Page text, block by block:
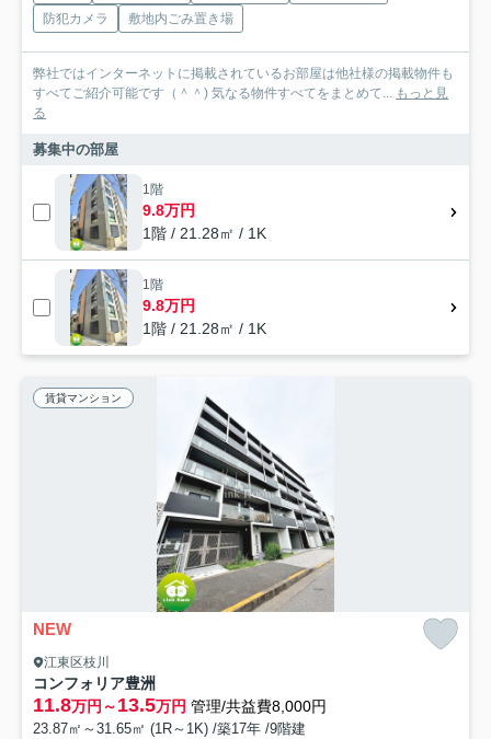
防犯カメラ
敷地内ごみ置き場
弊社ではインターネットに掲載されているお部屋は他社様の掲載物件も
すべてご紹介可能です（＾＾) 気なる物件すべてをまとめて... もっと見
る
募集中の部屋
1階
9.8万円
1階 / 21.28㎡ / 1K
1階
9.8万円
1階 / 21.28㎡ / 1K
賃貸マンション
NEW
江東区枝川
コンフォリア豊洲
11.8万円～13.5万円 管理/共益費8,000円
23.87㎡～31.65㎡ (1R～1K) /築17年 /9階建